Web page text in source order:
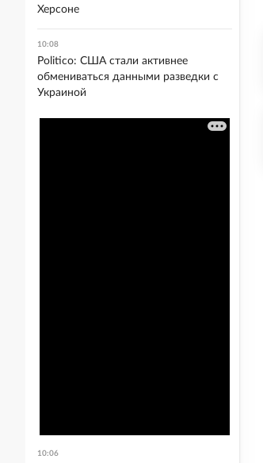
Херсоне
10:08
Politico: США стали активнее
обмениваться данными разведки с
Украиной
10:06